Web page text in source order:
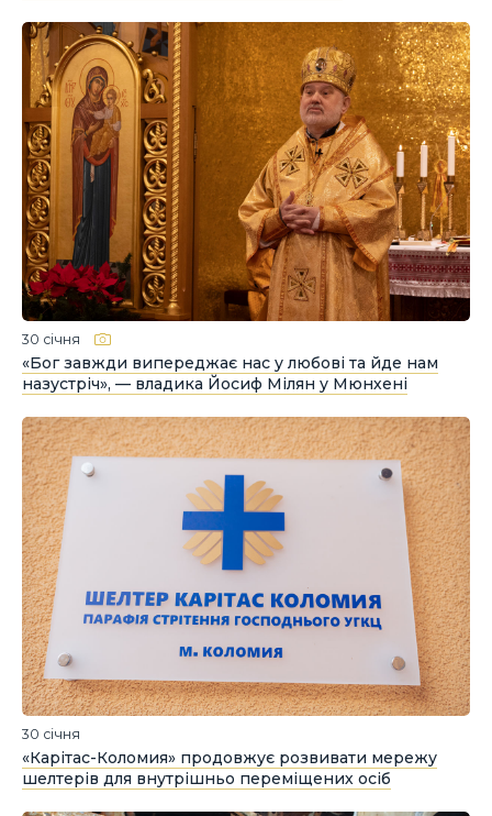
30 січня
«Бог завжди випереджає нас у любові та йде нам
назустріч», — владика Йосиф Мілян у Мюнхені
30 січня
«Карітас-Коломия» продовжує розвивати мережу
шелтерів для внутрішньо переміщених осіб